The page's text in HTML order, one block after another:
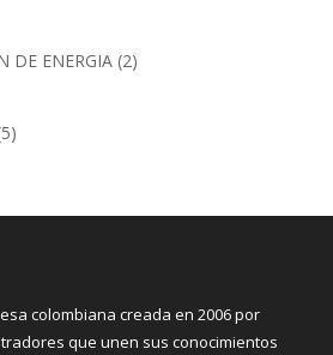
DE ENERGIA (2)
colombiana creada en 2006 por
que unen sus conocimientos